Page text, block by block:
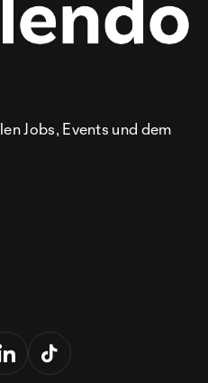
Jobs, Events und dem